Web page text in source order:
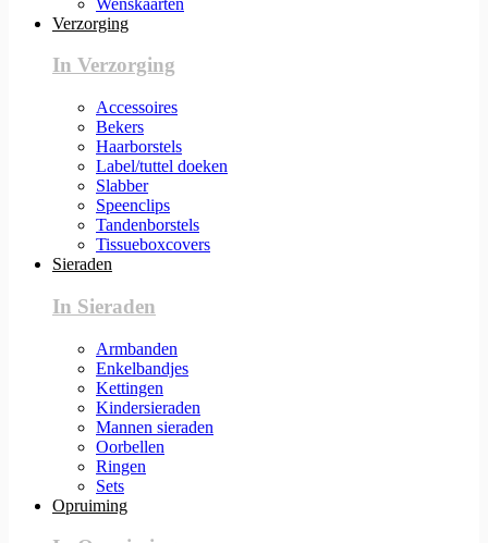
Verzorging
In Verzorging
Accessoires
Bekers
Haarborstels
Label/tuttel doeken
Slabber
Speenclips
Tandenborstels
Tissueboxcovers
Sieraden
In Sieraden
Armbanden
Enkelbandjes
Kettingen
Kindersieraden
Mannen sieraden
Oorbellen
Ringen
Sets
Opruiming